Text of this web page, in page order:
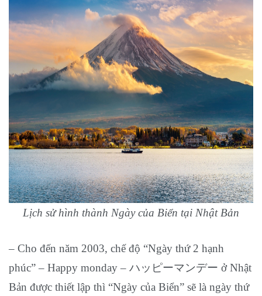
Lịch sử hình thành Ngày của Biển tại Nhật Bản
– Cho đến năm 2003, chế độ “Ngày thứ 2 hạnh
phúc” – Happy monday – ハッピーマンデー ở Nhật
Bản được thiết lập thì “Ngày của Biển” sẽ là ngày thứ